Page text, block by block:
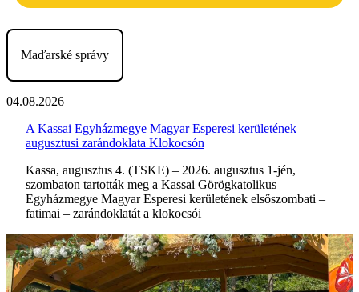
Maďarské správy
04.08.2026
A Kassai Egyházmegye Magyar Esperesi kerületének
augusztusi zarándoklata Klokocsón
Kassa, augusztus 4. (TSKE) – 2026. augusztus 1-jén,
szombaton tartották meg a Kassai Görögkatolikus
Egyházmegye Magyar Esperesi kerületének elsőszombati –
fatimai – zarándoklatát a klokocsói